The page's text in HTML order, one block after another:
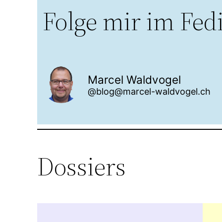
Folge mir im
Marcel Waldvogel
@blog@marcel-waldvogel.ch
Dossiers